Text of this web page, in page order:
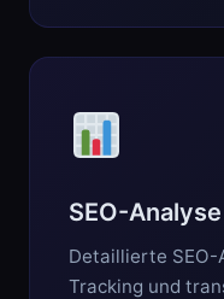
SEO-
Detaillierte SEO-
Tracking und